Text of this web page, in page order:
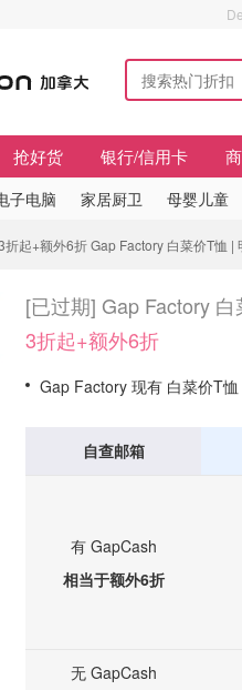
抢好货 银行/信用卡
子电脑 家居厨卫 母婴儿童
折起+额外6折 Gap Factory 白菜价T恤
[已过期] Gap Factory
3折起+额外6折
Gap Factory 现有 白菜价T恤
自查邮箱
有 GapCash
相当于额外6折
无 GapCash